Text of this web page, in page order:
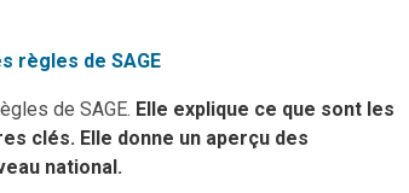
règles de SAGE
de SAGE. Elle explique ce que sont les
clés. Elle donne un aperçu des
national.